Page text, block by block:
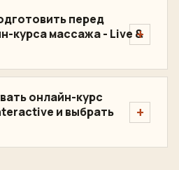
перед
курса массажа - Live &
онлайн-курс
и выбрать